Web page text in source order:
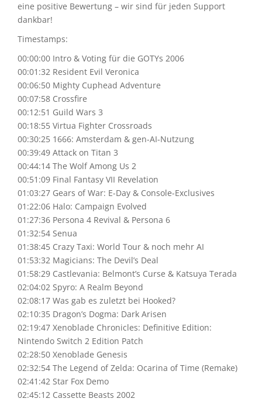
eine positive Bewertung – wir sind für jeden Support
dankbar!
Timestamps:
00:00:00 Intro & Voting für die GOTYs 2006
00:01:32 Resident Evil Veronica
00:06:50 Mighty Cuphead Adventure
00:07:58 Crossfire
00:12:51 Guild Wars 3
00:18:55 Virtua Fighter Crossroads
00:30:25 1666: Amsterdam & gen-AI-Nutzung
00:39:49 Attack on Titan 3
00:44:14 The Wolf Among Us 2
00:51:09 Final Fantasy VII Revelation
01:03:27 Gears of War: E-Day & Console-Exclusives
01:22:06 Halo: Campaign Evolved
01:27:36 Persona 4 Revival & Persona 6
01:32:54 Senua
01:38:45 Crazy Taxi: World Tour & noch mehr AI
01:53:32 Magicians: The Devil’s Deal
01:58:29 Castlevania: Belmont’s Curse & Katsuya Terada
02:04:02 Spyro: A Realm Beyond
02:08:17 Was gab es zuletzt bei Hooked?
02:10:35 Dragon’s Dogma: Dark Arisen
02:19:47 Xenoblade Chronicles: Definitive Edition:
Nintendo Switch 2 Edition Patch
02:28:50 Xenoblade Genesis
02:32:54 The Legend of Zelda: Ocarina of Time (Remake)
02:41:42 Star Fox Demo
02:45:12 Cassette Beasts 2002